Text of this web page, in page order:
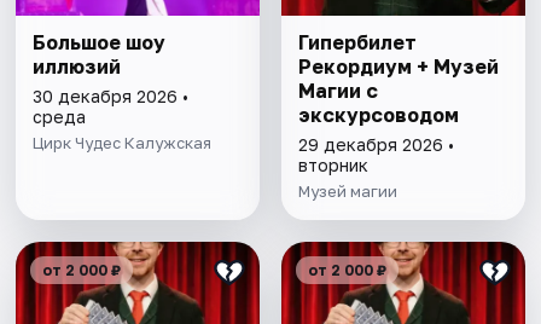
Большое шоу
иллюзий
30 декабря 2026 •
среда
Цирк Чудес Калужская
Гипербилет
Рекордиум + Музей
Магии с
экскурсоводом
29 декабря 2026 •
вторник
Музей магии
от 2 000 ₽ от 2 000 ₽